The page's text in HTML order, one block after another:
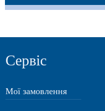
Сервіс
Мої замовлення